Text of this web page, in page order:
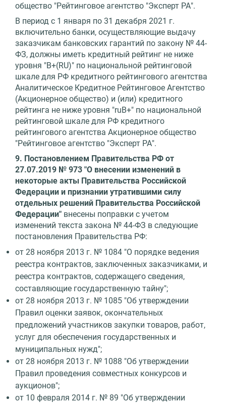
общество "Рейтинговое агентство "Эксперт РА".
В период с 1 января по 31 декабря 2021 г.
включительно банки, осуществляющие выдачу
заказчикам банковских гарантий по закону № 44-
ФЗ, должны иметь кредитный рейтинг не ниже
уровня "B+(RU)" по национальной рейтинговой
шкале для РФ кредитного рейтингового агентства
Аналитическое Кредитное Рейтинговое Агентство
(Акционерное общество) и (или) кредитного
рейтинга не ниже уровня "ruB+" по национальной
рейтинговой шкале для РФ кредитного
рейтингового агентства Акционерное общество
"Рейтинговое агентство "Эксперт РА".
9. Постановлением Правительства РФ от
27.07.2019 № 973 "О внесении изменений в
некоторые акты Правительства Российской
Федерации и признании утратившими силу
отдельных решений Правительства Российской
Федерации" внесены поправки с учетом
изменений текста закона № 44-ФЗ в следующие
постановления Правительства РФ:
от 28 ноября 2013 г. № 1084 "О порядке ведения
реестра контрактов, заключенных заказчиками, и
реестра контрактов, содержащего сведения,
составляющие государственную тайну";
от 28 ноября 2013 г. № 1085 "Об утверждении
Правил оценки заявок, окончательных
предложений участников закупки товаров, работ,
услуг для обеспечения государственных и
муниципальных нужд";
от 28 ноября 2013 г. № 1088 "Об утверждении
Правил проведения совместных конкурсов и
аукционов";
от 10 февраля 2014 г. № 89 "Об утверждении